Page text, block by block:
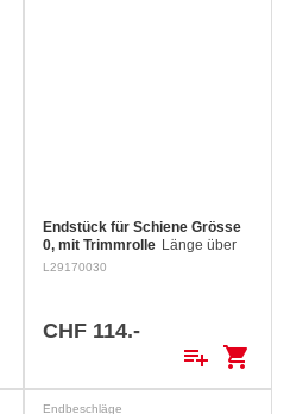
Endstück für Schiene Grösse
0, mit Trimmrolle Länge über
alles: 59 mm Breite über alles:
L29170030
CHF 114.-
playlist_add shopping_cart
Endbeschläge